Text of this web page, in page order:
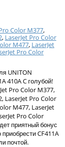
Color M377,
, LaserJet Pro Color
M477, LaserJet
Pro Color
UNITON
410A C голубой!
Pro Color M377,
LaserJet Pro Color
M477, LaserJet
Pro Color
приятный бонус
CF411A
почтой.